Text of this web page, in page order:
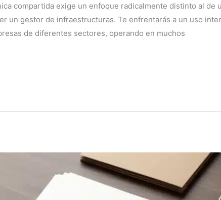
compartida exige un enfoque radicalmente distinto al de
un gestor de infraestructuras. Te enfrentarás a un uso
de diferentes sectores, operando en muchos